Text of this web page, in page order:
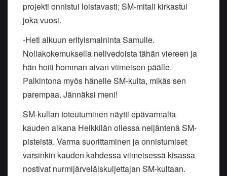
projekti onnistui loistavasti; SM-mitali kirkastui
joka vuosi.
-Heti alkuun erityismaininta Samulle.
Nollakokemuksella nelivedoista tähän viereen ja
hän hoiti homman aivan viimeisen päälle.
Palkintona myös hänelle SM-kulta, mikäs sen
parempaa. Jännäksi meni!
SM-kullan toteutuminen näytti epävarmalta
kauden aikana Heikkilän ollessa neljäntenä SM-
pisteistä. Varma suorittaminen ja onnistumiset
varsinkin kauden kahdessa viimeisessä kisassa
nostivat nurmijärveläiskuljettajan SM-kultaan.